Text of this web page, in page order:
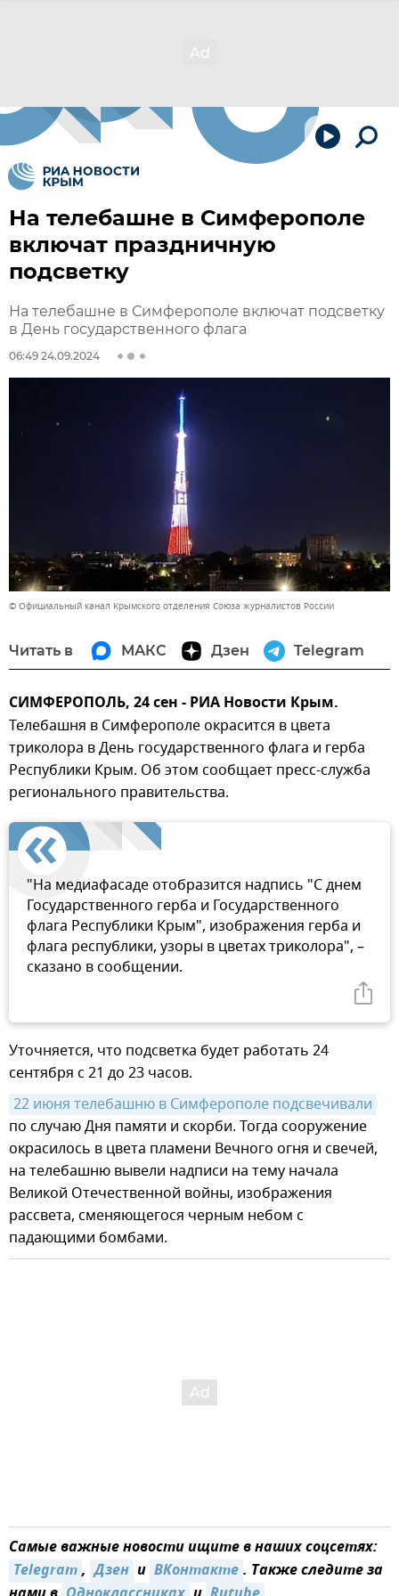
На телебашне в Симферополе
включат праздничную
подсветку
На телебашне в Симферополе включат подсветку
в День государственного флага
06:49 24.09.2024
© Официальный канал Крымского отделения Союза журналистов России
Читать в МАКС Дзен Telegram
СИМФЕРОПОЛЬ, 24 сен - РИА Новости Крым.
Телебашня в Симферополе окрасится в цвета
триколора в День государственного флага и герба
Республики Крым. Об этом сообщает пресс-служба
регионального правительства.
"На медиафасаде отобразится надпись "С днем
Государственного герба и Государственного
флага Республики Крым", изображения герба и
флага республики, узоры в цветах триколора", –
сказано в сообщении.
Уточняется, что подсветка будет работать 24
сентября с 21 до 23 часов.
22 июня телебашню в Симферополе подсвечивали
по случаю Дня памяти и скорби. Тогда сооружение
окрасилось в цвета пламени Вечного огня и свечей,
на телебашню вывели надписи на тему начала
Великой Отечественной войны, изображения
рассвета, сменяющегося черным небом с
падающими бомбами.
Самые важные новости ищите в наших соцсетях:
Telegram, Дзен и ВКонтакте. Также следите за